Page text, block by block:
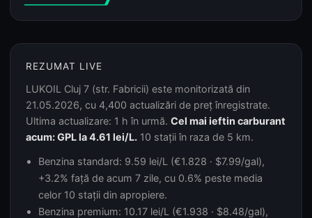
REZUMAT LIVE
LUKOIL Cluj 7 (str. Fabricii) este monitorizată din
21.05.2026, cu 4,400 actualizări de preț înregistrate.
Ultima actualizare: 1 h în urmă. Cel mai ieftin carburant
acum: GPL la 4.61 lei/L. 10 stații în raza de 5 km.
Benzina standard: 9.59 lei/L (€1.828 · $7.99/gal),
+3.2% față de acum 7 zile, cu 0.6% peste media
celor 10 stații din apropiere.
Benzina premium: 10.17 lei/L (€1.938 · $8.48/gal),